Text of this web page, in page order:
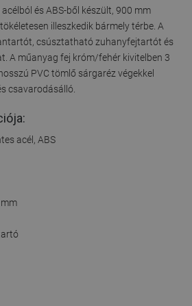
és ABS-ből készült, 900 mm
illeszkedik bármely térbe. A
csúsztatható zuhanyfejtartót és
A műanyag fej króm/fehér kivitelben 3
PVC tömlő sárgaréz végekkel
csavarodásálló.
acél, ABS